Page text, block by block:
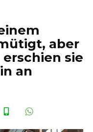
aber
sie
an